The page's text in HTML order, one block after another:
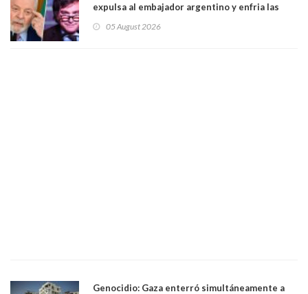
expulsa al embajador argentino y enfria las
trasandino
05 August 2026
Genocidio: Gaza enterró simultáneamente a